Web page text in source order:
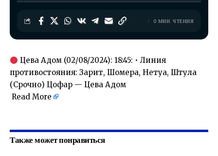
0 МИН. ЧТЕНИЯ
Цева Адом (02/08/2024): 18:45: • Линия
противостояния: Зарит, Шомера, Нетуа, Штула
(Срочно) Цофар — Цева Адом
Read More
Также может понравиться